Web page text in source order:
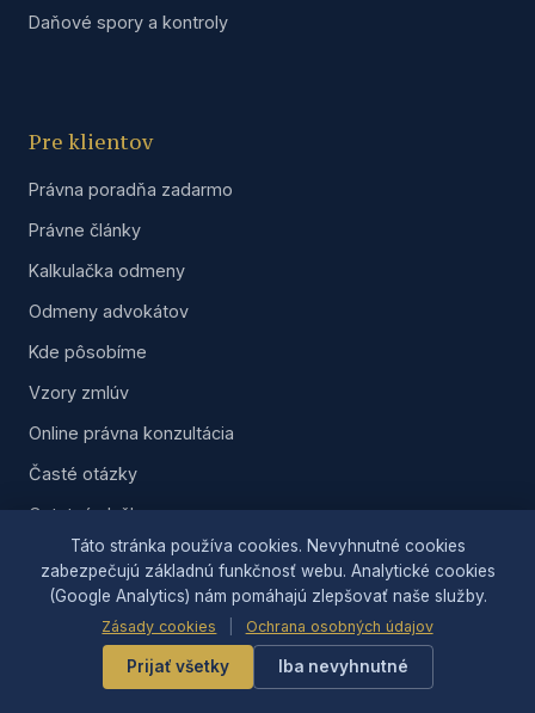
Daňové spory a kontroly
Pre klientov
Právna poradňa zadarmo
Právne články
Kalkulačka odmeny
Odmeny advokátov
Kde pôsobíme
Vzory zmlúv
Online právna konzultácia
Časté otázky
Ostatné služby
Informácie o kancelárii
Naše prípady
Martin Čadca Ružomberok P. Bystrica
Rýchly kontakt
Táto stránka používa cookies. Nevyhnutné cookies
zabezpečujú základnú funkčnosť webu. Analytické cookies
(Google Analytics) nám pomáhajú zlepšovať naše služby.
Zásady cookies Ochrana osobných údajov
Prijať všetky Iba nevyhnutné